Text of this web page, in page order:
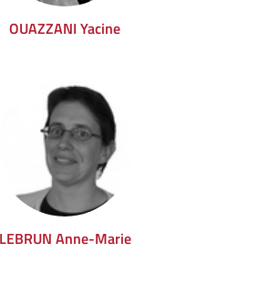
OUAZZANI Yacine
LEBRUN Anne-Marie